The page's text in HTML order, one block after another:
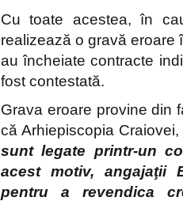
Cu toate acestea, în
realizează o gravă eroare
au încheiate contracte
fost contestată.
Grava eroare provine din
că Arhiepiscopia
sunt legate printr-un
acest motiv, angajaţii
pentru a revendica